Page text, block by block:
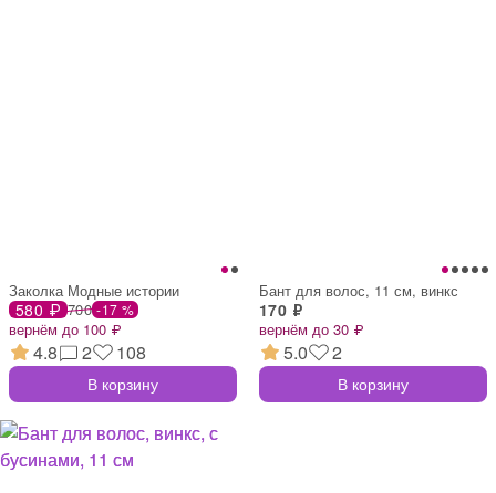
Заколка Модные истории
580 ₽ 700 -17 %
вернём до 100 ₽
4.8 2 108
В корзину
Бант для волос, 11 см, винкс
170 ₽
вернём до 30 ₽
5.0 2
В корзину